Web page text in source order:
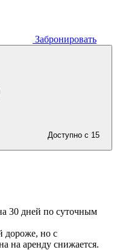
Забронировать
Доступно с 15
30 дней по суточным
дороже, но с
на аренду снижается.